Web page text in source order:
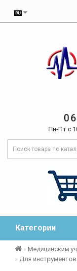
Пн-Пт с
Категории
Медицинским
Для инструментов